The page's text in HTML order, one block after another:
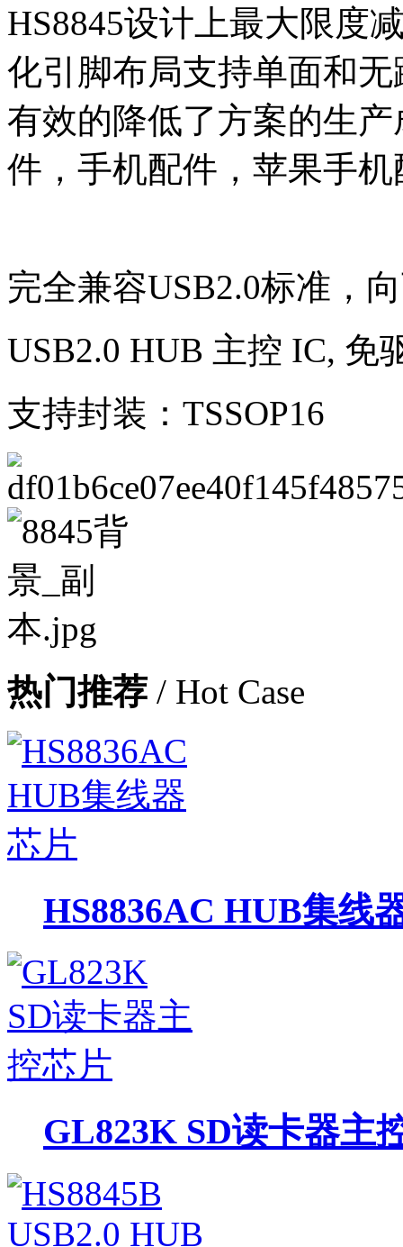
HS8845设计上最大限度
化引脚布局支持单面和
有效的降低了方案的生
件，手机配件，苹果手机
完全兼容USB2.0标准，
USB2.0 HUB 主控 IC, 免
支持封装：TSSOP16
热门推荐 / Hot Case
HS8836AC HUB集线
GL823K SD读卡器主